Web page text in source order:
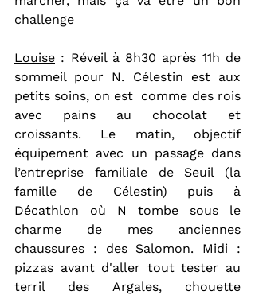
challenge
Louise : Réveil à 8h30 après 11h de
sommeil pour N. Célestin est aux
petits soins, on est  comme des rois
avec pains au chocolat et
croissants. Le matin, objectif
équipement avec un passage dans
l’entreprise familiale de Seuil (la
famille de Célestin) puis à
Décathlon où N tombe sous le
charme de mes anciennes
chaussures : des Salomon. Midi :
pizzas avant d'aller tout tester au
terril des Argales, chouette